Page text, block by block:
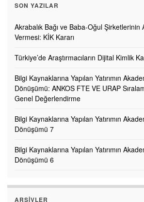
SON YAZILAR
Akrabalık Bağı ve Baba-Oğul Şirketlerinin
Vermesi: KİK Kararı
Türkiye’de Araştırmacıların Dijital Kimlik
Bilgi Kaynaklarına Yapılan Yatırımın
Dönüşümü: ANKOS FTE VE URAP
Genel Değerlendirme
Bilgi Kaynaklarına Yapılan Yatırımın
Dönüşümü 7
Bilgi Kaynaklarına Yapılan Yatırımın
Dönüşümü 6
ARŞIVLER